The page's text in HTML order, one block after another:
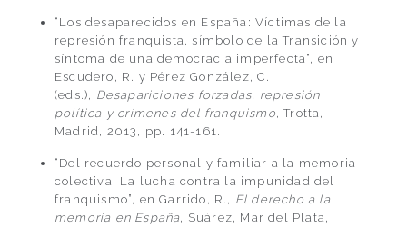
“Los desaparecidos en España: Víctimas de la
represión franquista, símbolo de la Transición y
síntoma de una democracia imperfecta”, en
Escudero, R. y Pérez González, C.
(eds.), Desapariciones forzadas, represión
política y crímenes del franquismo, Trotta,
Madrid, 2013, pp. 141-161.
“Del recuerdo personal y familiar a la memoria
colectiva. La lucha contra la impunidad del
franquismo”, en Garrido, R., El derecho a la
memoria en España, Suárez, Mar del Plata,